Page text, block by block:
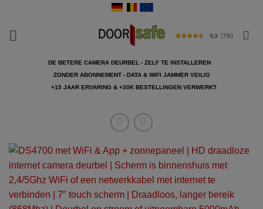
DE BETERE CAMERA DEURBEL - ZELF TE INSTALLEREN
ZONDER ABONNEMENT - DATA & WIFI JAMMER VEILIG
+15 JAAR ERVARING & +30K BESTELLINGEN VERWERKT